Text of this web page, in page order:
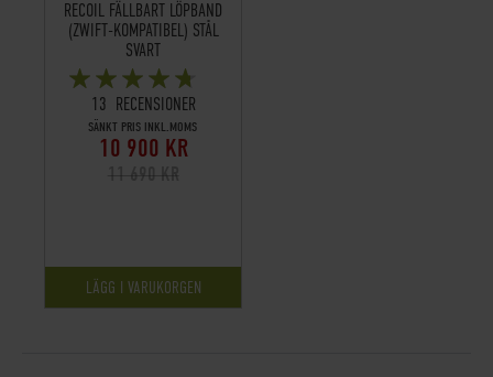
RECOIL FÄLLBART LÖPBAND
(ZWIFT-KOMPATIBEL) STÅL
SVART
BETYG:
92%
13 RECENSIONER
SÄNKT PRIS INKL.MOMS
10 900 KR
11 690 KR
LÄGG I VARUKORGEN